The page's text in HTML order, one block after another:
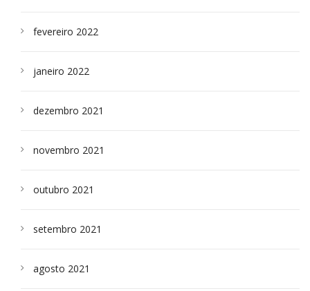
fevereiro 2022
janeiro 2022
dezembro 2021
novembro 2021
outubro 2021
setembro 2021
agosto 2021